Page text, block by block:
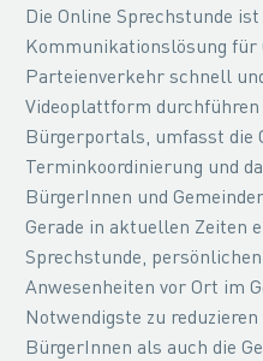
Die Online Sprechstunde
Kommunikationslösung für
Parteienverkehr schnell
Videoplattform
Bürgerportals, umfasst die
Terminkoordinierung und
BürgerInnen und
Gerade in aktuellen Zeiten
Sprechstunde,
Anwesenheiten vor Ort im
Notwendigste zu
BürgerInnen als auch die